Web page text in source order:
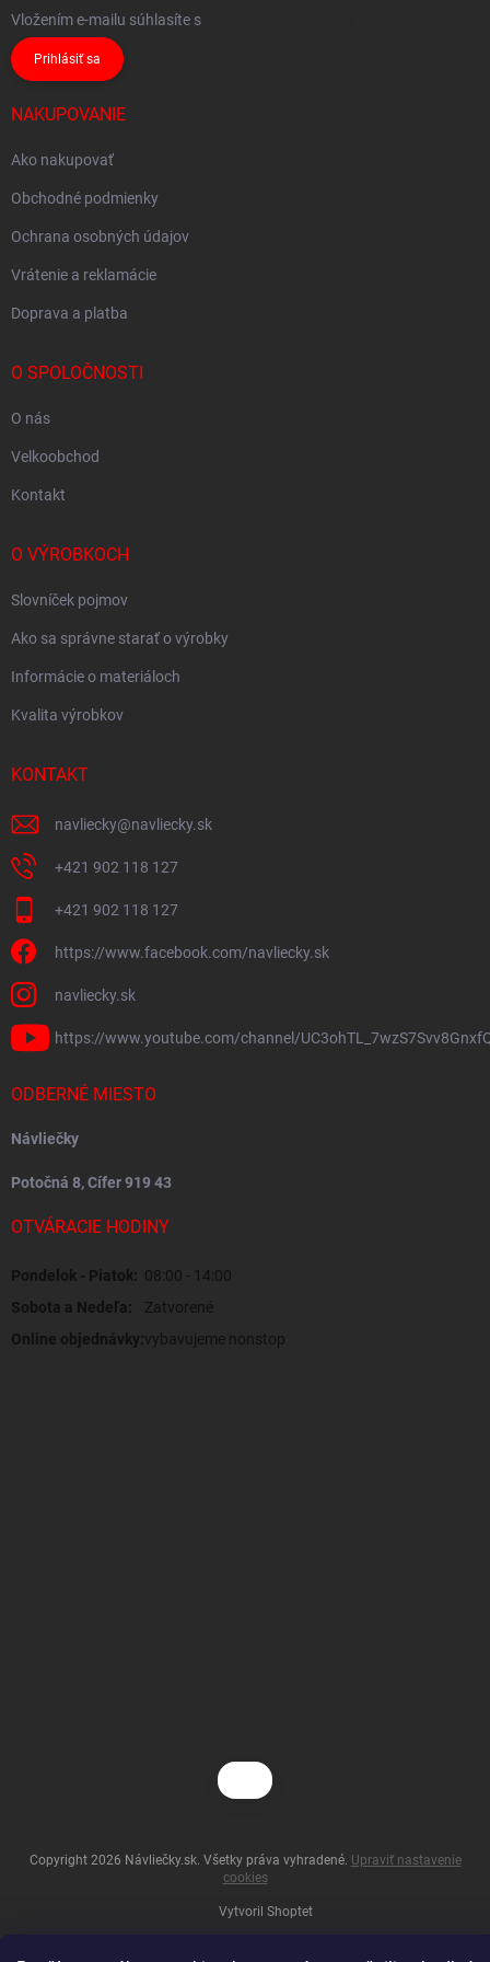
Vložením e-mailu súhlasíte s
Prihlásiť sa
NAKUPOVANIE
Ako nakupovať
Obchodné podmienky
Ochrana osobných údajov
Vrátenie a reklamácie
Doprava a platba
O SPOLOČNOSTI
O nás
Velkoobchod
Kontakt
O VÝROBKOCH
Slovníček pojmov
Ako sa správne starať o výrobky
Informácie o materiáloch
Kvalita výrobkov
KONTAKT
navliecky@navliecky.sk
+421 902 118 127
+421 902 118 127
https://www.facebook.com/navliecky.sk
navliecky.sk
https://www.youtube.com/channel/
ODBERNÉ MIESTO
Návliečky
Potočná 8, Cífer 919 43
OTVÁRACIE HODINY
Pondelok - Piatok: 08:00 - 14:00
Sobota a Nedeľa:
Zatvorené
Online objednávky:vybavujeme nonstop
Vytvoril Shoptet
Copyright 2026 Návliečky.sk. Všetky práva vyhradené. Upraviť nastavenie
cookies